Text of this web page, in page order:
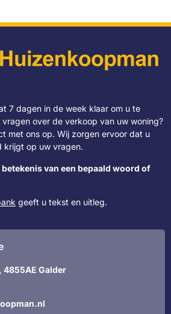
7 dagen in de week klaar om u te
over de verkoop van uw woning?
met ons op. Wij zorgen ervoor dat u
krijgt op uw vragen.
betekenis van een bepaald woord of
geeft u tekst en uitleg.
4855AE Galder